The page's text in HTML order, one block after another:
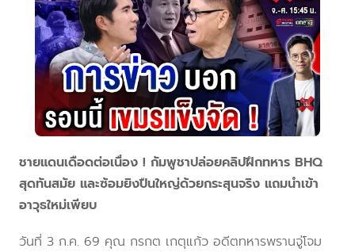
ชายแดนเดือดต่อเนื่อง ! กัมพูชาปล่อยคลิปฝึกทหาร BHQ
สุดทันสมัย และซ้อมยิงปืนใหญ่ด้วยกระสุนจริง แถมนำเข้า
อาวุธใหม่เพียบ
วันที่ 3 ก.ค. 69 คุณ กรกต เกตุแก้ว อดีตทหารพรานจู่โจม